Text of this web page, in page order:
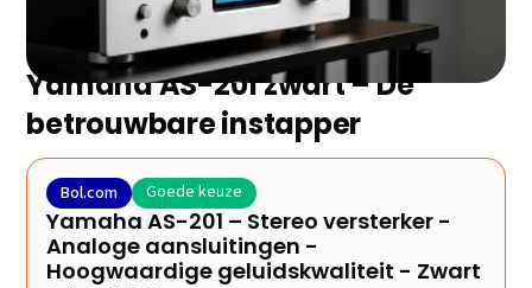
Yamaha AS-201 zwart – De
betrouwbare instapper
Bol.com Goede keuze
Yamaha AS-201 – Stereo versterker -
Analoge aansluitingen -
Hoogwaardige geluidskwaliteit - Zwart